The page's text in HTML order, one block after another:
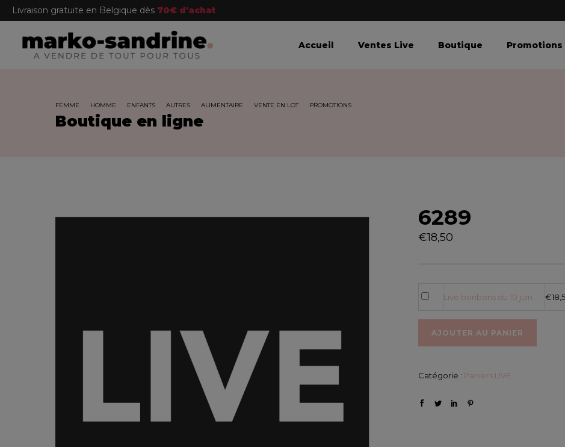
Livraison gratuite en Belgique dès 70€ d'achat
Accueil Ventes Live Boutique Promotions
FEMME HOMME ENFANTS AUTRES ALIMENTAIRE VENTE EN LOT PROMOTIONS
Boutique en ligne
6289
€18,50
Live bonbons du 10 juin €
AJOUTER AU PANIER
Catégorie : Paniers LIVE